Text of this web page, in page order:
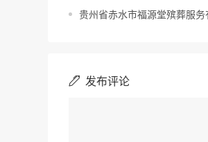
贵州省赤水市福源堂殡葬服
发布评论